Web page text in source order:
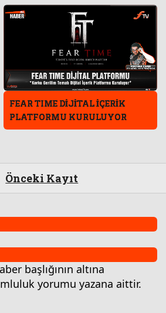
FEAR TIME DİJİTAL İÇERİK
PLATFORMU KURULUYOR
Önceki Kayıt
başlığının altına
yorumu yazana aittir.